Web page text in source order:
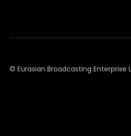
© Eurasian Broadcasting Enterprise